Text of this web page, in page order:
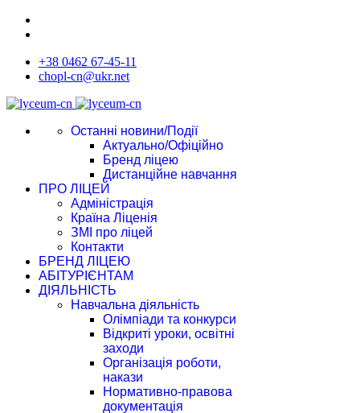
+38 0462 67-45-11
chopl-cn@ukr.net
Останні новини/Події
Актуально/Офіційно
Бренд ліцею
Дистанційне навчання
ПРО ЛІЦЕЙ
Адміністрація
Країна Ліценія
ЗМІ про ліцей
Контакти
БРЕНД ЛІЦЕЮ
АБІТУРІЄНТАМ
ДІЯЛЬНІСТЬ
Навчальна діяльність
Олімпіади та конкурси
Відкриті уроки, освітні
заходи
Організація роботи,
накази
Нормативно-правова
документація